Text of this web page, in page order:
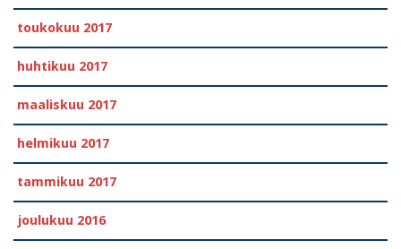
toukokuu 2017
huhtikuu 2017
maaliskuu 2017
helmikuu 2017
tammikuu 2017
joulukuu 2016